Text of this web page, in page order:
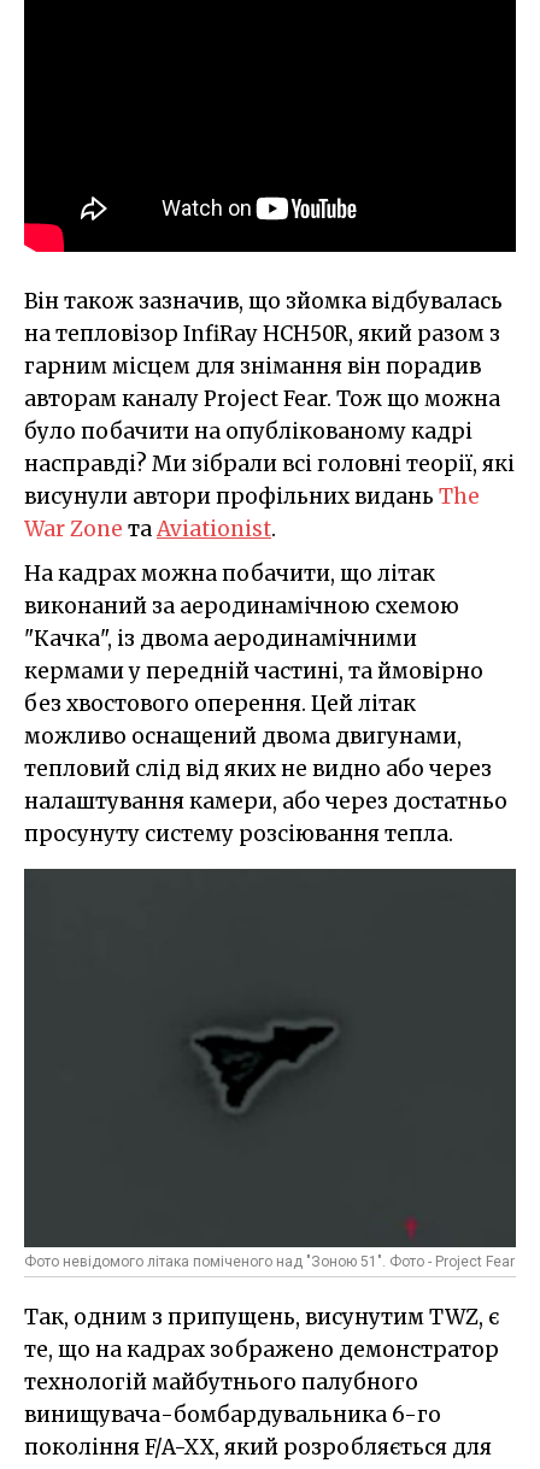
Він також зазначив, що зйомка відбувалась
на тепловізор InfiRay HCH50R, який разом з
гарним місцем для знімання він порадив
авторам каналу Project Fear. Тож що можна
було побачити на опублікованому кадрі
насправді? Ми зібрали всі головні теорії, які
висунули автори профільних видань The
War Zone таAviationist.
На кадрах можна побачити, що літак
виконаний за аеродинамічною схемою
"Качка", із двома аеродинамічними
кермами у передній частині, та ймовірно
без хвостового оперення. Цей літак
можливо оснащений двома двигунами,
тепловий слід від яких не видно або через
налаштування камери, або через достатньо
просунуту систему розсіювання тепла.
Фото невідомого літака поміченого над "Зоною 51". Фото - Project Fear
Так, одним з припущень, висунутим TWZ, є
те, що на кадрах зображено демонстратор
технологій майбутнього палубного
винищувача-бомбардувальника 6-го
покоління F/A-XX, який розробляється для